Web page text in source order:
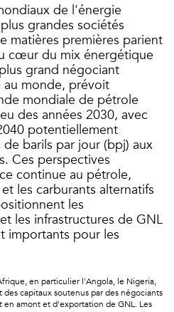
de l'énergie
grandes sociétés
matières premières parient
cœur du mix énergétique
grand négociant
monde, prévoit
mondiale de pétrole
des années 2030, avec
potentiellement
barils par jour (bpj) aux
Ces perspectives
continue au pétrole,
les carburants alternatifs
les
les infrastructures de GNL
importants pour les
en particulier l'Angola, le Nigeria,
capitaux soutenus par des négociants
amont et d'exportation de GNL. Les